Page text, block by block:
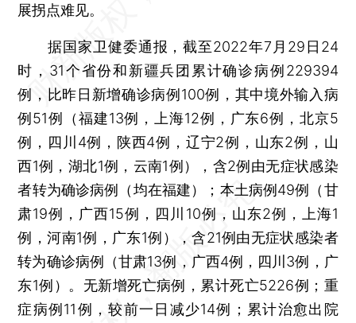
展拐点难见。
据国家卫健委通报，截至2022年7月29日24
时，31个省份和新疆兵团累计确诊病例229394
例，比昨日新增确诊病例100例，其中境外输入病
例51例（福建13例，上海12例，广东6例，北京5
例，四川4例，陕西4例，辽宁2例，山东2例，山
西1例，湖北1例，云南1例），含2例由无症状感染
者转为确诊病例（均在福建）；本土病例49例（甘
肃19例，广西15例，四川10例，山东2例，上海1
例，河南1例，广东1例），含21例由无症状感染者
转为确诊病例（甘肃13例，广西4例，四川3例，广
东1例）。无新增死亡病例，累计死亡5226例；重
症病例11例，较前一日减少14例；累计治愈出院